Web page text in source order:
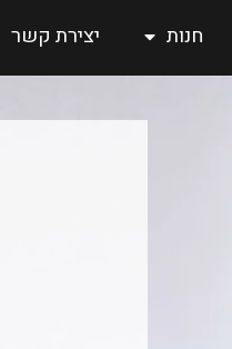
חנות יצירת קשר